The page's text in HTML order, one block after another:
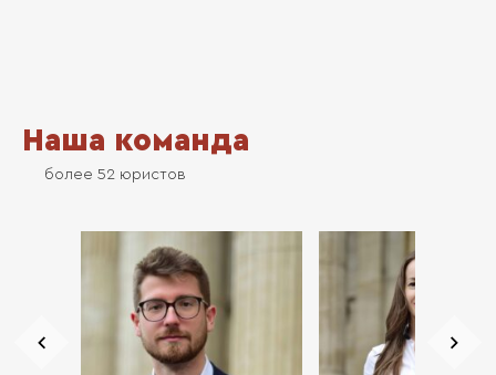
Наша команда
более 52 юристов